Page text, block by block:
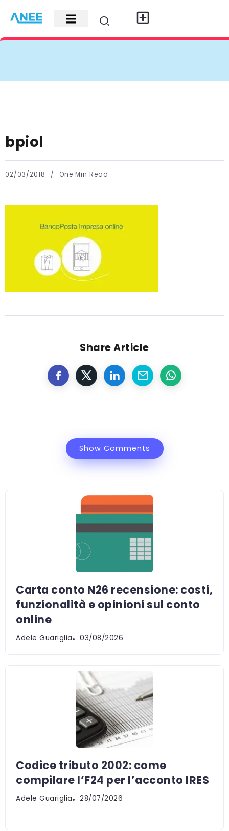
bpiol
02/03/2018 One Min Read
Share Article
Show Comments
Carta conto N26 recensione: costi,
funzionalità e opinioni sul conto
online
Adele Guariglia 03/08/2026
Codice tributo 2002: come
compilare l’F24 per l’acconto IRES
Adele Guariglia 28/07/2026